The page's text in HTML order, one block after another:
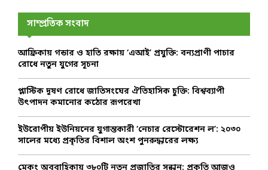
f
r
E
A
সাম্প্রতিক সংবাদ
আফ্রিকায় গন্ডার ও হাতি রক্ষায় ‘এআই’ প্রযুক্তি: বন্যপ্রাণী পাচার
রোধে নতুন যুগের সূচনা
প্লাস্টিক দূষণ রোধে জাতিসংঘের ঐতিহাসিক চুক্তি: বিশ্বব্যাপী
উৎপাদন কমানোর কঠোর রূপরেখা
ইউরোপীয় ইউনিয়নের যুগান্তকারী ‘নেচার রেস্টোরেশন ল’: ২০৩০
সালের মধ্যে প্রকৃতির বিশাল অংশ পুনরুদ্ধারের লক্ষ্য